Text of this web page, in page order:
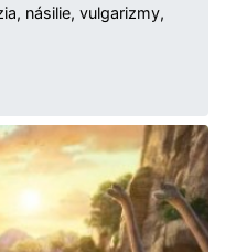
násilie, vulgarizmy,